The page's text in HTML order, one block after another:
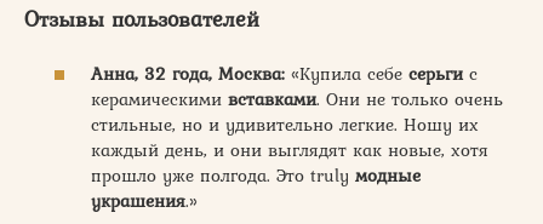
Отзывы пользователей
Анна, 32 года, Москва: «Купила себе серьгис
керамическими вставками. Они не только очень
стильные, но и удивительно легкие. Ношу их
каждый день, и они выглядят как новые, хотя
прошло уже полгода. Это truly модные
украшения.»